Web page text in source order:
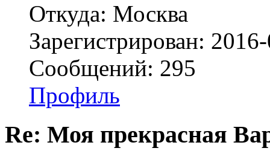
Откуда: Москва
Зарегистрирован:
Сообщений: 295
Профиль
Re: Моя прекрасная